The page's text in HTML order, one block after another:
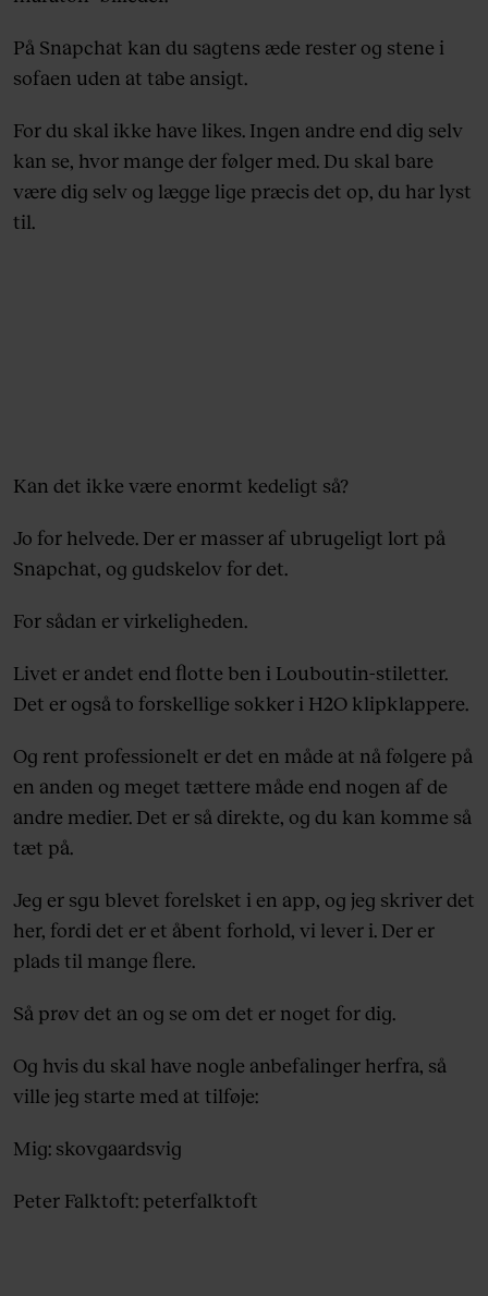
På Snapchat kan du sagtens æde rester og stene i
sofaen uden at tabe ansigt.
For du skal ikke have likes. Ingen andre end dig selv
kan se, hvor mange der følger med. Du skal bare
være dig selv og lægge lige præcis det op, du har lyst
til.
Kan det ikke være enormt kedeligt så?
Jo for helvede. Der er masser af ubrugeligt lort på
Snapchat, og gudskelov for det.
For sådan er virkeligheden.
Livet er andet end flotte ben i Louboutin-stiletter.
Det er også to forskellige sokker i H2O klipklappere.
Og rent professionelt er det en måde at nå følgere på
en anden og meget tættere måde end nogen af de
andre medier. Det er så direkte, og du kan komme så
tæt på.
Jeg er sgu blevet forelsket i en app, og jeg skriver det
her, fordi det er et åbent forhold, vi lever i. Der er
plads til mange flere.
Så prøv det an og se om det er noget for dig.
Og hvis du skal have nogle anbefalinger herfra, så
ville jeg starte med at tilføje:
Mig: skovgaardsvig
Peter Falktoft: peterfalktoft